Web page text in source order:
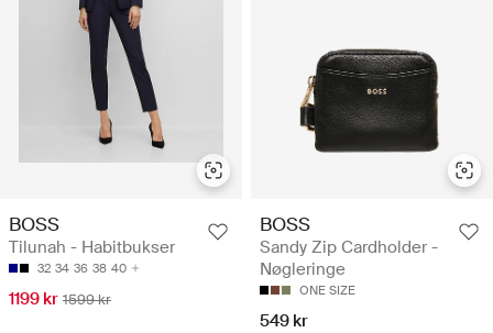
BOSS
Tilunah - Habitbukser
32 34 36 38 40
1199 kr 1599 kr
BOSS
Sandy Zip Cardholder -
Nøgleringe
ONE SIZE
549 kr